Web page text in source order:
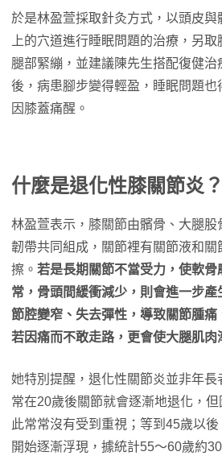
於是林盈萱採取針灸方式，以頭皮與
上的穴道進行睡眠問題的治療，另
腿部緊繃，並建議陳先生搭配復健治
後，病患腳步變得輕盈，睡眠問題
因膝蓋痛醒。
什麼是退化性膝關節炎？
林盈萱表示，膝關節由髕骨、大腿
韌帶共同組成，關節裡有關節液和
擦。 若是長期關節不當受力，使軟骨
常，骨頭間緩衝減少，則會進一步產
節腔變窄、失去彈性，導致關節腫痛
若因痛而不敢走路，更會使大腿肌肉
她特別提醒，退化性關節炎並非年長
常在20歲後關節就會逐漸地退化，
此常常沒有受到重視；等到45歲以
開始逐漸浮現，據統計55～60歲約